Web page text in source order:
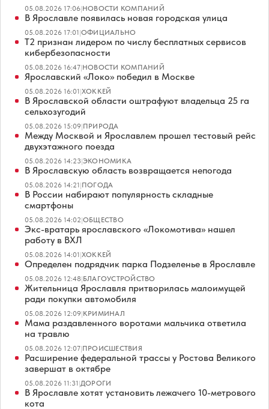
05.08.2026 17:06|НОВОСТИ КОМПАНИЙ
В Ярославле появилась новая городская улица
05.08.2026 17:01|ОФИЦИАЛЬНО
Т2 признан лидером по числу бесплатных сервисов
кибербезопасности
05.08.2026 16:47|НОВОСТИ КОМПАНИЙ
Ярославский «Локо» победил в Москве
05.08.2026 16:01|ХОККЕЙ
В Ярославской области оштрафуют владельца 25 га
сельхозугодий
05.08.2026 15:09|ПРИРОДА
Между Москвой и Ярославлем прошел тестовый рейс
двухэтажного поезда
05.08.2026 14:23|ЭКОНОМИКА
В Ярославскую область возвращается непогода
05.08.2026 14:21|ПОГОДА
В России набирают популярность складные
смартфоны
05.08.2026 14:02|ОБЩЕСТВО
Экс-вратарь ярославского «Локомотива» нашел
работу в ВХЛ
05.08.2026 14:01|ХОККЕЙ
Определен подрядчик парка Подзеленье в Ярославле
05.08.2026 12:48|БЛАГОУСТРОЙСТВО
Жительница Ярославля притворилась малоимущей
ради покупки автомобиля
05.08.2026 12:09|КРИМИНАЛ
Мама раздавленного воротами мальчика ответила
на травлю
05.08.2026 12:07|ПРОИСШЕСТВИЯ
Расширение федеральной трассы у Ростова Великого
завершат в октябре
05.08.2026 11:31|ДОРОГИ
В Ярославле хотят установить лежачего 10-метрового
кота